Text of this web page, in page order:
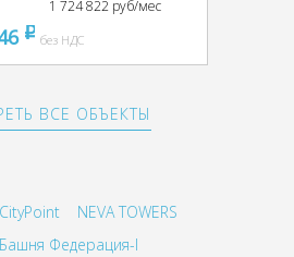
1 724 822 руб/мес
pуббез НДС
ВСЕ ОБЪЕКТЫ
CityPoint
NEVA TOWERS
Башня Федерация-I